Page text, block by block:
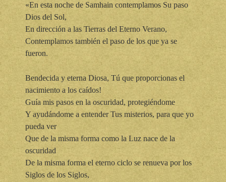
«En esta noche de Samhain contemplamos Su paso
Dios del Sol,
En dirección a las Tierras del Eterno Verano,
Contemplamos también el paso de los que ya se
fueron.
Bendecida y eterna Diosa, Tú que proporcionas el
nacimiento a los caídos!
Guía mis pasos en la oscuridad, protegiéndome
Y ayudándome a entender Tus misterios, para que yo
pueda ver
Que de la misma forma como la Luz nace de la
oscuridad
De la misma forma el eterno ciclo se renueva por los
Siglos de los Siglos,